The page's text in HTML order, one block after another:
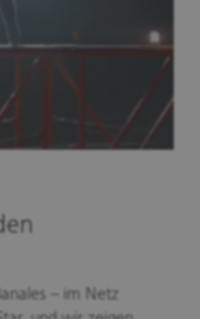
– im Netz